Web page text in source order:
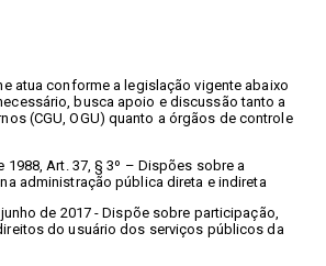
atua conforme a legislação vigente abaixo
busca apoio e discussão tanto a
(CGU, OGU) quanto a órgãos de controle
1988, Art. 37, § 3º – Dispões sobre a
administração pública direta e indireta
junho de 2017 - Dispõe sobre participação,
do usuário dos serviços públicos da